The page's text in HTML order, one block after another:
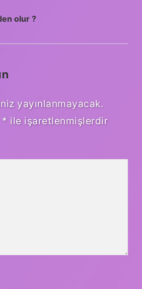
olur ?
yayınlanmayacak.
* ile işaretlenmişlerdir